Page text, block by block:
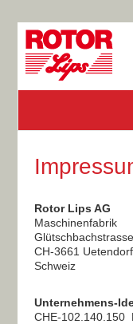
Rotor Lips AG
Maschinenfabrik
CH-3661 Uetendorf
Schweiz
Unternehmens-
CHE-102.140.150